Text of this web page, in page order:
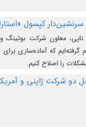
سرنشین‌دار کپسول
معاون شرکت بوئینگ
گرفته‌ایم که آماده‌سازی
را اصلاح کنیم.
دو شرکت ژاپنی و